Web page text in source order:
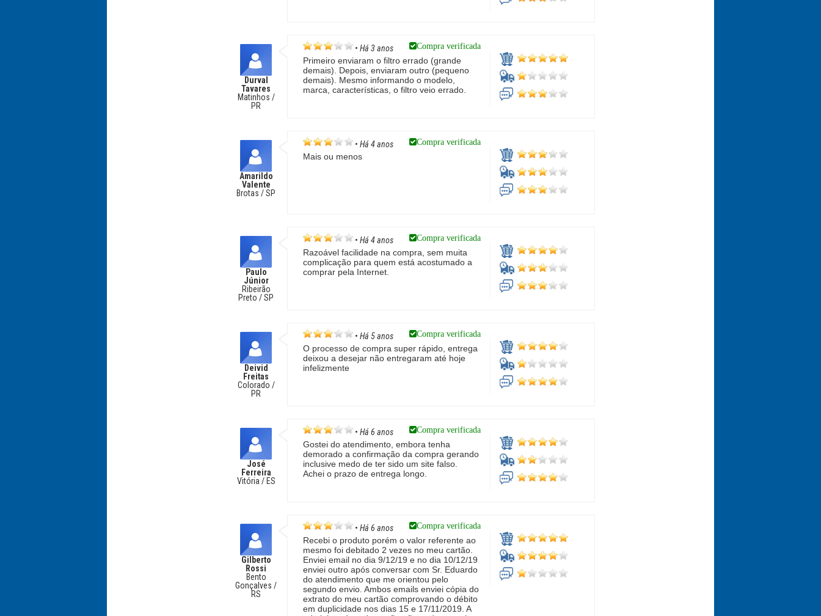
Durval
Tavares
Matinhos /
PR
• Há 3 anos Compra verificada
Primeiro enviaram o filtro errado (grande
demais). Depois, enviaram outro (pequeno
demais). Mesmo informando o modelo,
marca, características, o filtro veio errado.
Amarildo
Valente
Brotas / SP
• Há 4 anos Compra verificada
Mais ou menos
Paulo
Júnior
Ribeirão
Preto / SP
• Há 4 anos Compra verificada
Razoável facilidade na compra, sem muita
complicação para quem está acostumado a
comprar pela Internet.
Deivid
Freitas
Colorado /
PR
• Há 5 anos Compra verificada
O processo de compra super rápido, entrega
deixou a desejar não entregaram até hoje
infelizmente
José
Ferreira
Vitória / ES
• Há 6 anos Compra verificada
Gostei do atendimento, embora tenha
demorado a confirmação da compra gerando
inclusive medo de ter sido um site falso.
Achei o prazo de entrega longo.
Gilberto
Rossi
Bento
Gonçalves /
RS
• Há 6 anos Compra verificada
Recebi o produto porém o valor referente ao
mesmo foi debitado 2 vezes no meu cartão.
Enviei email no dia 9/12/19 e no dia 10/12/19
enviei outro após conversar com Sr. Eduardo
do atendimento que me orientou pelo
segundo envio. Ambos emails enviei cópia do
extrato do meu cartão comprovando o débito
em duplicidade nos dias 15 e 17/11/2019. A